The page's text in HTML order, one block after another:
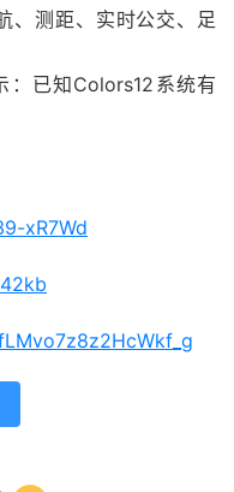
、测距、实时公交、足
：已知Colors12系统有
xR7Wd